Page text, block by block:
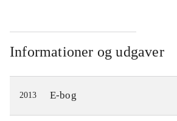
Informationer og udgaver
2013 E-bog